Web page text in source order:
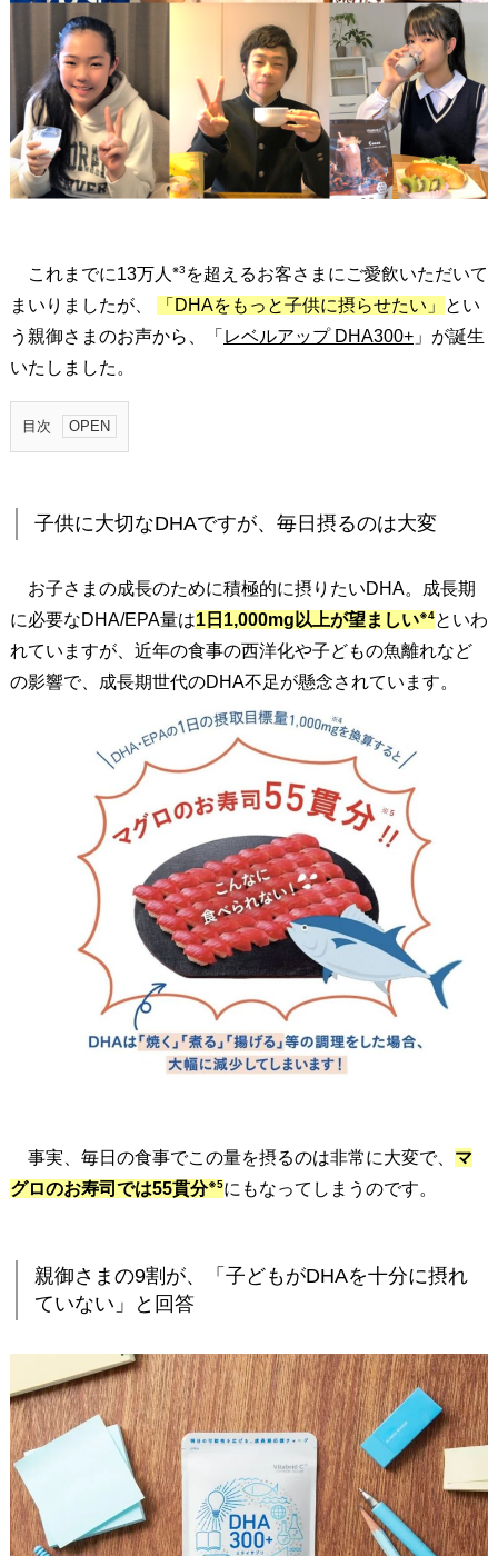
これまでに13万人 ※3 を超えるお客さまにご愛飲いただいて
まいりましたが、
「DHAをもっと子供に摂らせたい」
とい
う親御さまのお声から、「 レベルアップ DHA300+ 」が誕生
いたしました。
目次
1
子
大
切
な
D
.
親
ま
の
割
が
、
「
ど
も
子供に大切なDHAですが、毎日摂るのは大変
お子さまの成長のために積極的に摂りたいDHA。成長期
に必要なDHA/EPA量は1日1,000mg以上が望ましい※4といわ
れていますが、近年の食事の西洋化や子どもの魚離れなど
の影響で、成長期世代のDHA不足が懸念されています。
事実、毎日の食事でこの量を摂るのは非常に大変で、 マ
グロのお寿司では55貫分※5にもなってしまうのです。
親御さまの9割が、「子どもがDHAを十分に摂れ
ていない」と回答